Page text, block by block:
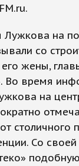
Лужкова на
со
жены,
Во время
на
столичного
Со